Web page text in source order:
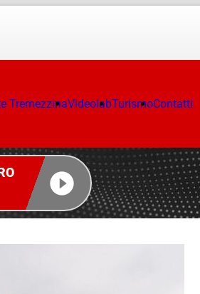
TremezzinaVideolabTurismoContatti